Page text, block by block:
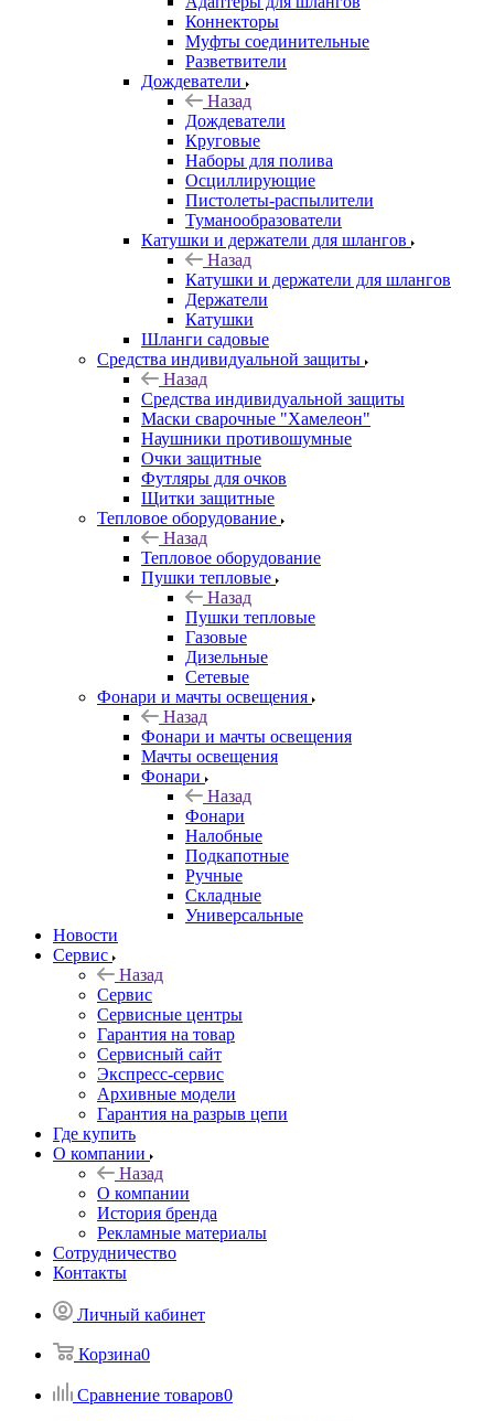
Коннекторы
Муфты соединительные
Разветвители
Дождеватели
Назад
Дождеватели
Круговые
Наборы для полива
Осциллирующие
Пистолеты-распылители
Туманообразователи
Катушки и держатели для шлангов
Назад
Катушки и держатели для шлангов
Держатели
Катушки
Шланги садовые
Средства индивидуальной защиты
Назад
Средства индивидуальной защиты
Маски сварочные "Хамелеон"
Наушники противошумные
Очки защитные
Футляры для очков
Щитки защитные
Тепловое оборудование
Назад
Тепловое оборудование
Пушки тепловые
Назад
Пушки тепловые
Газовые
Дизельные
Сетевые
Фонари и мачты освещения
Назад
Фонари и мачты освещения
Мачты освещения
Фонари
Назад
Фонари
Налобные
Подкапотные
Ручные
Складные
Универсальные
Новости
Сервис
Назад
Сервис
Сервисные центры
Гарантия на товар
Сервисный сайт
Экспресс-сервис
Архивные модели
Гарантия на разрыв цепи
Где купить
О компании
Назад
О компании
История бренда
Рекламные материалы
Сотрудничество
Контакты
Личный кабинет
Корзина0
Сравнение товаров0